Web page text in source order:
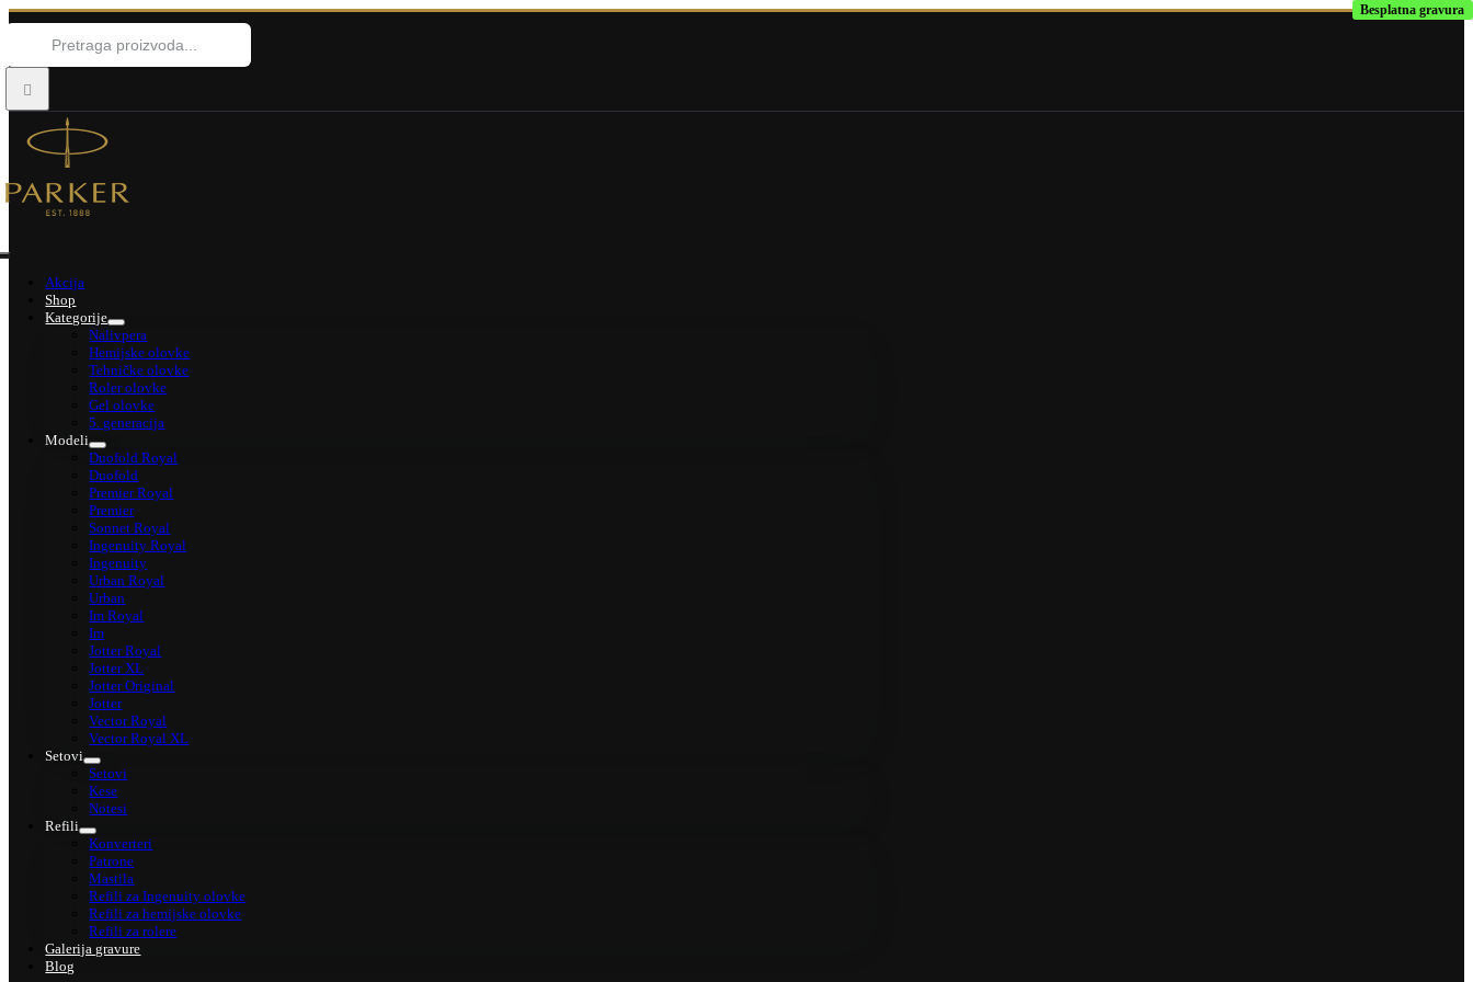
Skip
content
Akcija
Shop
Kategorije
Nalivpera
Hemijske olovke
Tehničke olovke
Roler olovke
Gel olovke
5. generacija
Modeli
Duofold Royal
Duofold
Premier Royal
Premier
Sonnet Royal
Ingenuity Royal
Ingenuity
Urban Royal
Urban
Im Royal
Im
Jotter Royal
Jotter XL
Jotter Original
Jotter
Vector Royal
Vector Royal XL
Setovi
Setovi
Kese
Notesi
Refili
Konverteri
Patrone
Mastila
Refili za Ingenuity olovke
Refili za hemijske olovke
Refili za rolere
Galerija gravure
Blog
Besplatna gravura